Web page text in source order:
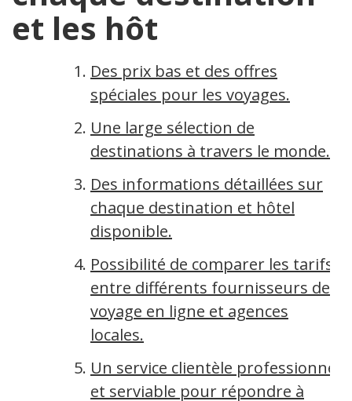
et les hôt
Des prix bas et des offres
spéciales pour les voyages.
Une large sélection de
destinations à travers le monde.
Des informations détaillées sur
chaque destination et hôtel
disponible.
Possibilité de comparer les tarifs
entre différents fournisseurs de
voyage en ligne et agences
locales.
Un service clientèle professionnel
et serviable pour répondre à